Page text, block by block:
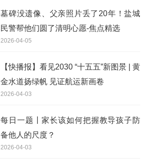
墓碑没遗像、父亲照片丢了20年！盐城
民警帮他们圆了清明心愿-焦点精选
2026-04-05
【快播报】看见2030 “十五五”新图景 | 黄
金水道扬绿帆 见证航运新画卷
2026-04-03
每日一题丨家长该如何把握教导孩子防
备他人的尺度？
2026-04-03